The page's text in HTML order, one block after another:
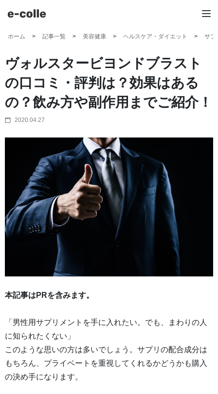
ホーム 記事一覧 美容健康 ヘルスケア・ダイエット サプ
ヴォルスタービヨンドブラスト
の口コミ・評判は？効果はある
の？飲み方や副作用までご紹介！
2020.04.27
本記事はPRを含みます。
「男性用サプリメントを手に入れたい。でも、まわりの人
に知られたくない」
このような思いの方は多いでしょう。サプリの配合成分は
もちろん、プライベートを重視してくれるかどうかも購入
の決め手になります。